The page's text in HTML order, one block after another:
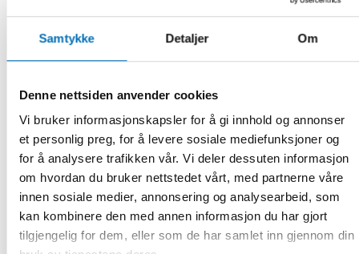
Samtykke Detaljer Om
Denne nettsiden anvender cookies
Vi bruker informasjonskapsler for å gi innhold og annonser
et personlig preg, for å levere sosiale mediefunksjoner og
for å analysere trafikken vår. Vi deler dessuten informasjon
om hvordan du bruker nettstedet vårt, med partnerne våre
innen sosiale medier, annonsering og analysearbeid, som
kan kombinere den med annen informasjon du har gjort
tilgjengelig for dem, eller som de har samlet inn gjennom din
ens att diskutera öppet, säger han.